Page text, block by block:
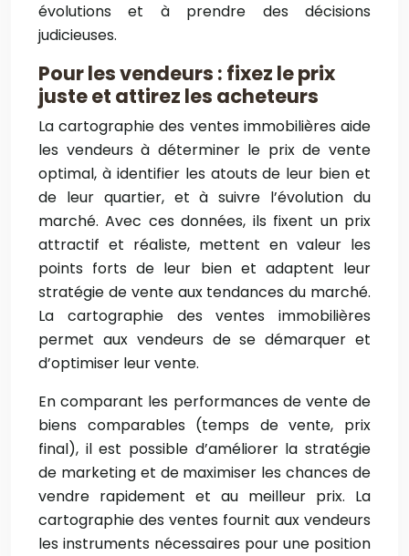
évolutions et à prendre des décisions
judicieuses.
Pour les vendeurs : fixez le prix
juste et attirez les acheteurs
La cartographie des ventes immobilières aide
les vendeurs à déterminer le prix de vente
optimal, à identifier les atouts de leur bien et
de leur quartier, et à suivre l’évolution du
marché. Avec ces données, ils fixent un prix
attractif et réaliste, mettent en valeur les
points forts de leur bien et adaptent leur
stratégie de vente aux tendances du marché.
La cartographie des ventes immobilières
permet aux vendeurs de se démarquer et
d’optimiser leur vente.
En comparant les performances de vente de
biens comparables (temps de vente, prix
final), il est possible d’améliorer la stratégie
de marketing et de maximiser les chances de
vendre rapidement et au meilleur prix. La
cartographie des ventes fournit aux vendeurs
les instruments nécessaires pour une position